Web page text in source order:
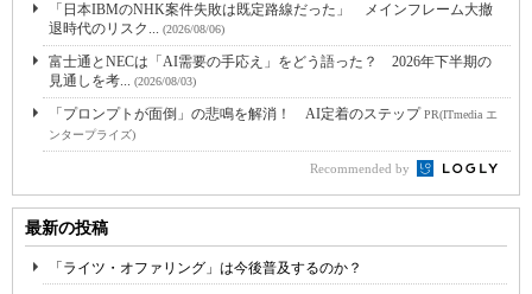
「日本IBMのNHK案件失敗は既定路線だった」 メインフレーム大撤
退時代のリスク... (2026/08/06)
富士通とNECは「AI需要の手応え」をどう語った？ 2026年下半期の
見通しを考... (2026/08/03)
「プロンプトが面倒」の悲鳴を解消！ AI定着のステップPR(ITmedia エ
ンタープライズ)
Recommended by
最新の投稿
「ライツ・オファリング」は今後普及するのか？